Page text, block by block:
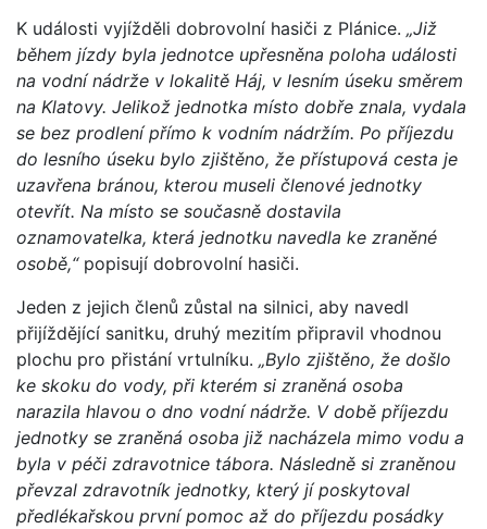
K události vyjížděli dobrovolní hasiči z Plánice. „Již
během jízdy byla jednotce upřesněna poloha události
na vodní nádrže v lokalitě Háj, v lesním úseku směrem
na Klatovy. Jelikož jednotka místo dobře znala, vydala
se bez prodlení přímo k vodním nádržím. Po příjezdu
do lesního úseku bylo zjištěno, že přístupová cesta je
uzavřena bránou, kterou museli členové jednotky
otevřít. Na místo se současně dostavila
oznamovatelka, která jednotku navedla ke zraněné
osobě,“ popisují dobrovolní hasiči.
Jeden z jejich členů zůstal na silnici, aby navedl
přijíždějící sanitku, druhý mezitím připravil vhodnou
plochu pro přistání vrtulníku. „Bylo zjištěno, že došlo
ke skoku do vody, při kterém si zraněná osoba
narazila hlavou o dno vodní nádrže. V době příjezdu
jednotky se zraněná osoba již nacházela mimo vodu a
byla v péči zdravotnice tábora. Následně si zraněnou
převzal zdravotník jednotky, který jí poskytoval
předlékařskou první pomoc až do příjezdu posádky